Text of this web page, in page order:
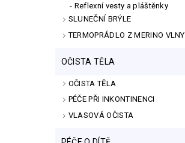
Reflexní vesty a pláštěnky
SLUNEČNÍ BRÝLE
TERMOPRÁDLO Z MERINO VLNY
OČISTA TĚLA
OČISTA TĚLA
PÉČE PŘI INKONTINENCI
VLASOVÁ OČISTA